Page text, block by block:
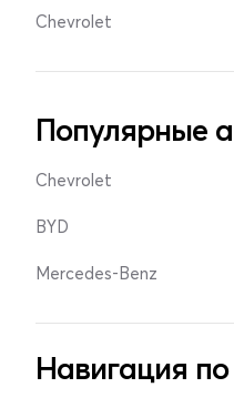
Chevrolet
Популярные
Chevrolet
BYD
Mercedes-Benz
Навигация